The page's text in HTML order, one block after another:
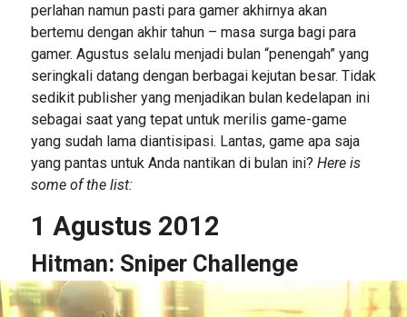
perlahan namun pasti para gamer akhirnya akan
bertemu dengan akhir tahun – masa surga bagi para
gamer. Agustus selalu menjadi bulan “penengah” yang
seringkali datang dengan berbagai kejutan besar. Tidak
sedikit publisher yang menjadikan bulan kedelapan ini
sebagai saat yang tepat untuk merilis game-game
yang sudah lama diantisipasi. Lantas, game apa saja
yang pantas untuk Anda nantikan di bulan ini? Here is
some of the list:
1 Agustus 2012
Hitman: Sniper Challenge